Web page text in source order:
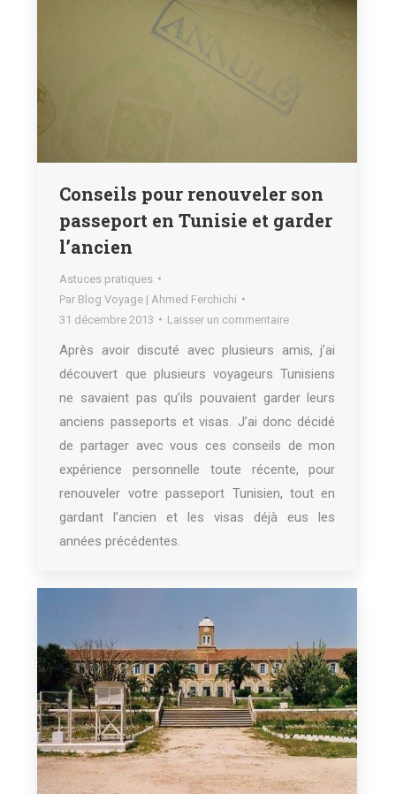
Conseils pour renouveler son
passeport en Tunisie et garder
l’ancien
Astuces pratiques
Par Blog Voyage | Ahmed Ferchichi
31 décembre 2013
Laisser un commentaire
Après avoir discuté avec plusieurs amis, j’ai
découvert que plusieurs voyageurs Tunisiens
ne savaient pas qu’ils pouvaient garder leurs
anciens passeports et visas. J’ai donc décidé
de partager avec vous ces conseils de mon
expérience personnelle toute récente, pour
renouveler votre passeport Tunisien, tout en
gardant l’ancien et les visas déjà eus les
années précédentes.